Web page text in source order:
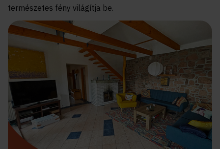
természetes fény világítja be.